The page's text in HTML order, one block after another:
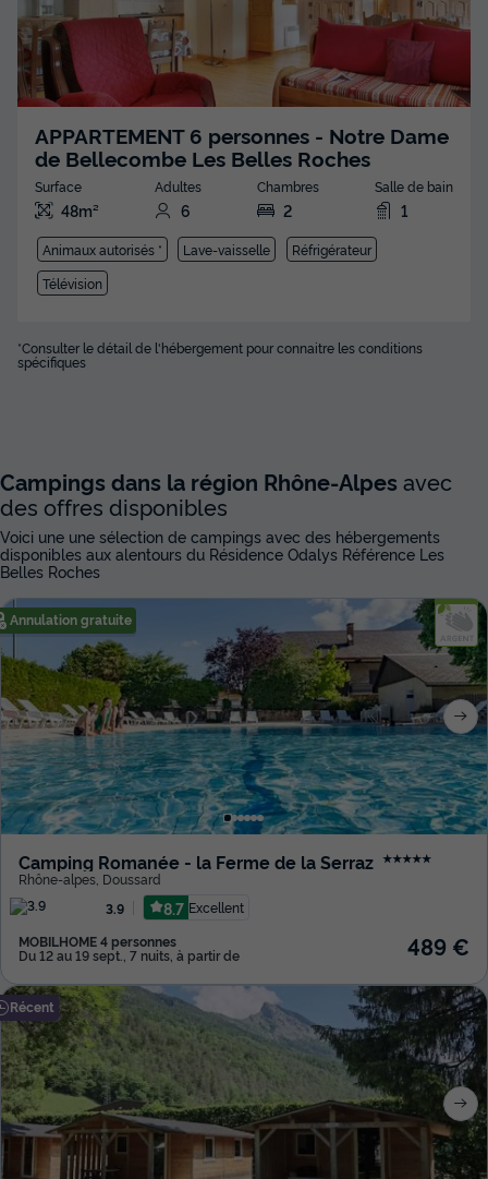
APPARTEMENT 6 personnes - Notre Dame
de Bellecombe Les Belles Roches
Surface
48m²
Adultes
6
Chambres
2
Salle de bain
1
Animaux autorisés * Lave-vaisselle
Réfrigérateur
Télévision
*Consulter le détail de l'hébergement pour connaitre les conditions
spécifiques
Campings dans la région Rhône-Alpes avec
des offres disponibles
Voici une une sélection de campings avec des hébergements
disponibles aux alentours du Résidence Odalys Référence Les
Belles Roches
Annulation gratuite
Camping Romanée - la Ferme de la Serraz ★★★★★
Rhône-alpes Doussard
3.9
8.7 Excellent
MOBILHOME 4 personnes
Du 12 au 19 sept., 7 nuits, à partir de 489 €
Récent